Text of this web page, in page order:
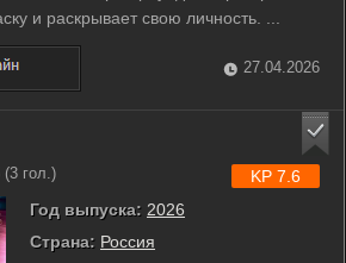
и раскрывает свою личность. ...
27.04.2026
(3 гол.)
Год выпуска: 2026
Страна: Россия
KP 7.6